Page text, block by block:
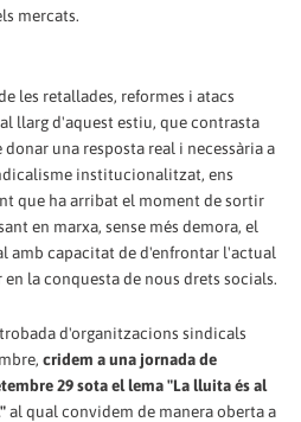
mercats.
les retallades, reformes i atacs
llarg d'aquest estiu, que contrasta
una resposta real i necessària a
institucionalitzat, ens
que ha arribat el moment de sortir
en marxa, sense més demora, el
amb capacitat de d'enfrontar l'actual
la conquesta de nous drets socials.
d'organitzacions sindicals
cridem a una jornada de
29 sota el lema "La lluita és al
al qual convidem de manera oberta a